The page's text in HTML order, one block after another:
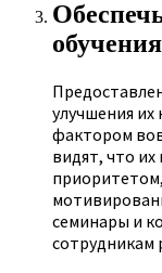
улучшения
фактором
видят, что
семинары и
сотрудникам